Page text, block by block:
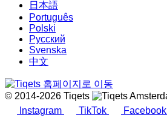
日本語
Português
Polski
Русский
Svenska
中文
© 2014-2026 Tiqets
Instagram
TikTok Facebook